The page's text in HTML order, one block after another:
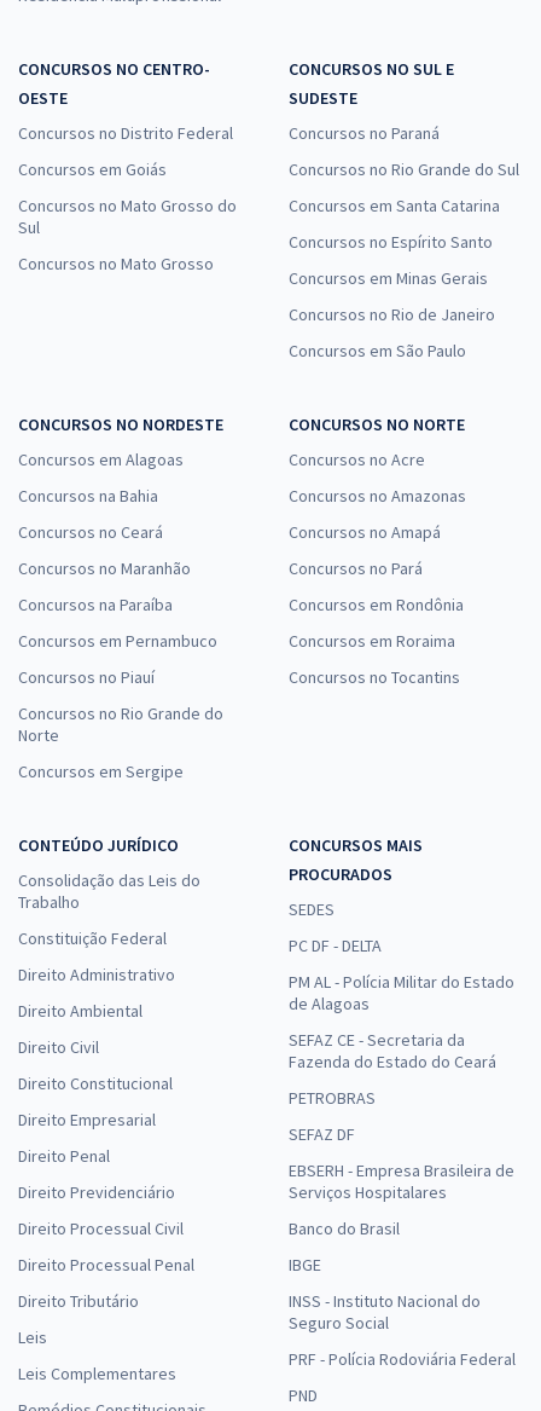
CONCURSOS NO CENTRO-
OESTE
Concursos no Distrito Federal
Concursos em Goiás
Concursos no Mato Grosso do
Sul
Concursos no Mato Grosso
CONCURSOS NO SUL E
SUDESTE
Concursos no Paraná
Concursos no Rio Grande do Sul
Concursos em Santa Catarina
Concursos no Espírito Santo
Concursos em Minas Gerais
Concursos no Rio de Janeiro
Concursos em São Paulo
CONCURSOS NO NORDESTE
Concursos em Alagoas
Concursos na Bahia
Concursos no Ceará
Concursos no Maranhão
Concursos na Paraíba
Concursos em Pernambuco
Concursos no Piauí
Concursos no Rio Grande do
Norte
Concursos em Sergipe
CONCURSOS NO NORTE
Concursos no Acre
Concursos no Amazonas
Concursos no Amapá
Concursos no Pará
Concursos em Rondônia
Concursos em Roraima
Concursos no Tocantins
CONTEÚDO JURÍDICO
Consolidação das Leis do
Trabalho
Constituição Federal
Direito Administrativo
Direito Ambiental
Direito Civil
Direito Constitucional
Direito Empresarial
Direito Penal
Direito Previdenciário
Direito Processual Civil
Direito Processual Penal
Direito Tributário
Leis
Leis Complementares
CONCURSOS MAIS
PROCURADOS
SEDES
PC DF - DELTA
PM AL - Polícia Militar do Estado
de Alagoas
SEFAZ CE - Secretaria da
Fazenda do Estado do Ceará
PETROBRAS
SEFAZ DF
EBSERH - Empresa Brasileira de
Serviços Hospitalares
Banco do Brasil
IBGE
INSS - Instituto Nacional do
Seguro Social
PRF - Polícia Rodoviária Federal
PND